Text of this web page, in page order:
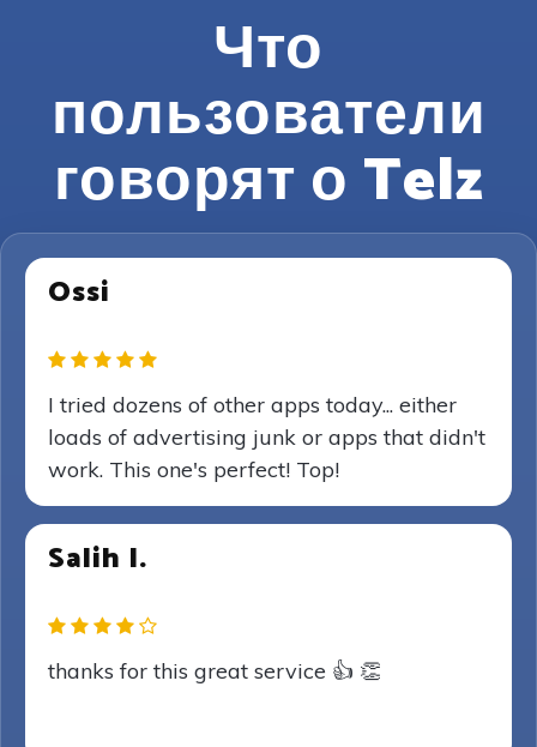
Что
пользователи
говорят о Telz
Ossi
I tried dozens of other apps today... either
loads of advertising junk or apps that didn't
work. This one's perfect! Top!
Salih I.
thanks for this great service 👍 👏